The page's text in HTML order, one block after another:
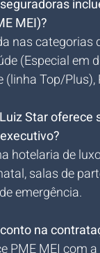
MEI)?
nas
(Especial em
(linha Top/
Star
hotelaria de
salas de
emergência.
na
PME MEI com